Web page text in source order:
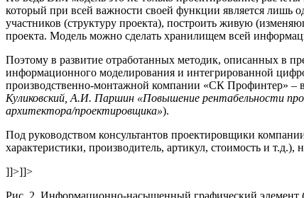
который при всей важности своей функции является лишь
участников (структуру проекта), построить живую
проекта. Модель можно сделать хранилищем всей
Поэтому в развитие отработанных методик, описанных в
информационного моделирования и интегрированной
производственно-монтажной компании «СК Профинтер» –
Куликовский, А.И. Паршин «Повышение рентабельности
архитектора/проектировщика»).
Под руководством консультантов проектировщики
характеристики, производитель, артикул, стоимость и
]]>]]>
Рис. 2. Информационно-насыщенный графический элемент